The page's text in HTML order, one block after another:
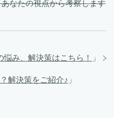
なたの視点から考察します
悩み、解決策はこちら！ 」
解決策をご紹介♪ 」